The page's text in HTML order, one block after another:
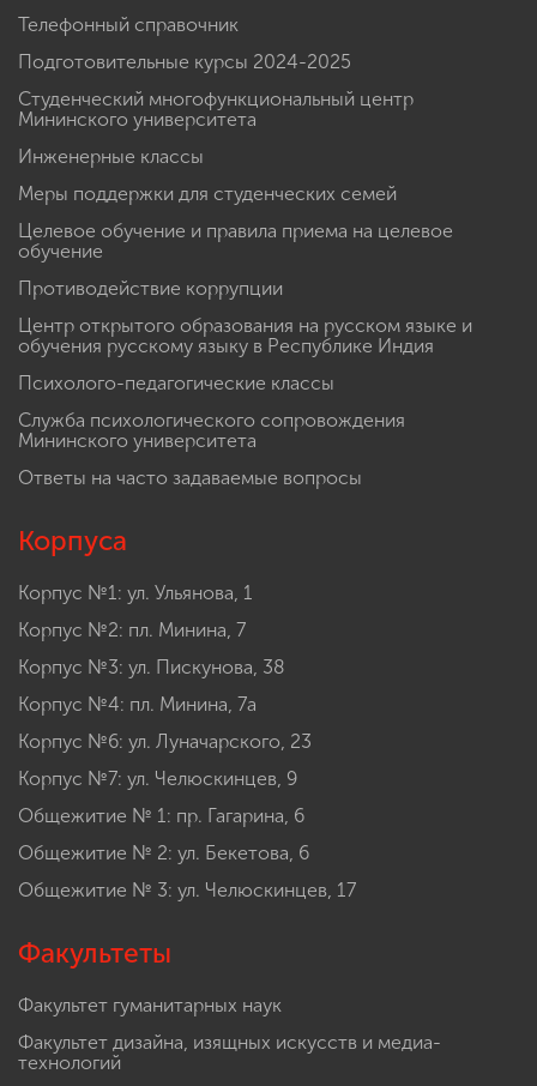
Телефонный справочник
Подготовительные курсы 2024-2025
Студенческий многофункциональный центр
Мининского университета
Инженерные классы
Меры поддержки для студенческих семей
Целевое обучение и правила приема на целевое
обучение
Противодействие коррупции
Центр открытого образования на русском языке и
обучения русскому языку в Республике Индия
Психолого-педагогические классы
Служба психологического сопровождения
Мининского университета
Ответы на часто задаваемые вопросы
Корпуса
Корпус №1: ул. Ульянова, 1
Корпус №2: пл. Минина, 7
Корпус №3: ул. Пискунова, 38
Корпус №4: пл. Минина, 7а
Корпус №6: ул. Луначарского, 23
Корпус №7: ул. Челюскинцев, 9
Общежитие № 1: пр. Гагарина, 6
Общежитие № 2: ул. Бекетова, 6
Общежитие № 3: ул. Челюскинцев, 17
Факультеты
Факультет гуманитарных наук
Факультет дизайна, изящных искусств и медиа-
технологий